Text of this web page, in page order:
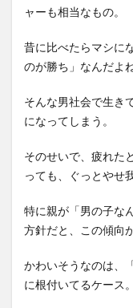
ャーも相当なもの。
昔に比べたらマシに
のが勝ち」なんだよね
そんな男社会で生き
になってしまう。
そのせいで、疲れた
っても、ぐっとやせ
特に親が「男の子な
方針だと、この傾向
かわいそうなのは、
に根付いてるケース。